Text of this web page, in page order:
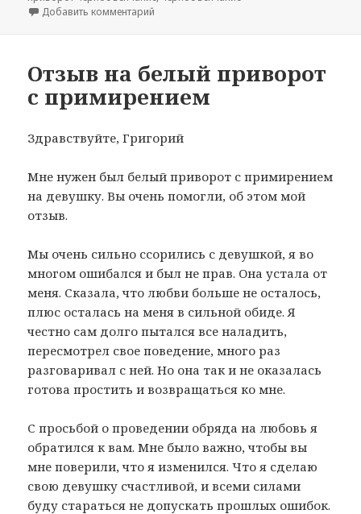
Добавить комментарий
Отзыв на белый приворот
с примирением
Здравствуйте, Григорий
Мне нужен был белый приворот с примирением
на девушку. Вы очень помогли, об этом мой
отзыв.
Мы очень сильно ссорились с девушкой, я во
многом ошибался и был не прав. Она устала от
меня. Сказала, что любви больше не осталось,
плюс осталась на меня в сильной обиде. Я
честно сам долго пытался все наладить,
пересмотрел свое поведение, много раз
разговаривал с ней. Но она так и не оказалась
готова простить и возвращаться ко мне.
С просьбой о проведении обряда на любовь я
обратился к вам. Мне было важно, чтобы вы
мне поверили, что я изменился. Что я сделаю
свою девушку счастливой, и всеми силами
буду стараться не допускать прошлых ошибок.